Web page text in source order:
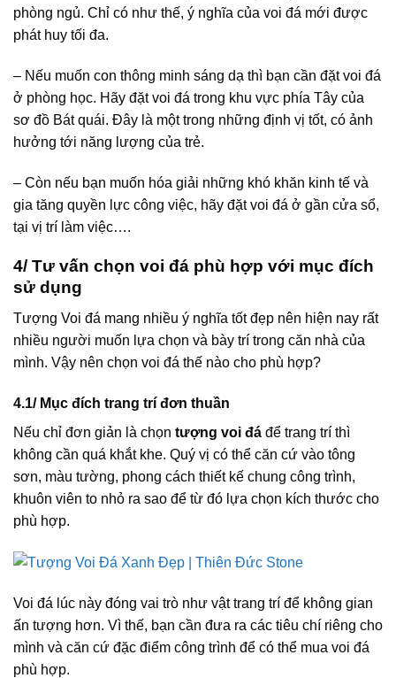
phòng ngủ. Chỉ có như thế, ý nghĩa của voi đá mới được
phát huy tối đa.
– Nếu muốn con thông minh sáng dạ thì bạn cần đặt voi đá
ở phòng học. Hãy đặt voi đá trong khu vực phía Tây của
sơ đồ Bát quái. Đây là một trong những định vị tốt, có ảnh
hưởng tới năng lượng của trẻ.
– Còn nếu bạn muốn hóa giải những khó khăn kinh tế và
gia tăng quyền lực công việc, hãy đặt voi đá ở gần cửa sổ,
tại vị trí làm việc….
4/ Tư vấn chọn voi đá phù hợp với mục đích
sử dụng
Tượng Voi đá mang nhiều ý nghĩa tốt đẹp nên hiện nay rất
nhiều người muốn lựa chọn và bày trí trong căn nhà của
mình. Vậy nên chọn voi đá thế nào cho phù hợp?
4.1/ Mục đích trang trí đơn thuần
Nếu chỉ đơn giản là chọn tượng voi đá để trang trí thì
không cần quá khắt khe. Quý vị có thể căn cứ vào tông
sơn, màu tường, phong cách thiết kế chung công trình,
khuôn viên to nhỏ ra sao để từ đó lựa chọn kích thước cho
phù hợp.
Voi đá lúc này đóng vai trò như vật trang trí để không gian
ấn tượng hơn. Vì thế, bạn cần đưa ra các tiêu chí riêng cho
mình và căn cứ đặc điểm công trình để có thể mua voi đá
phù hợp.